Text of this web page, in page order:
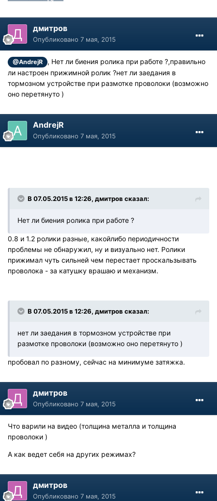
дмитров
Опубликовано 7 мая, 2015
@AndrejR
, Нет ли биения ролика при работе ?,правильно
ли настроен прижимной ролик ?нет ли заедания в
тормозном устройстве при размотке проволоки (возможно
оно перетянуто )
AndrejR
Опубликовано 7 мая, 2015
В 07.05.2015 в 12:26, дмитров сказал:
Нет ли биения ролика при работе ?
0.8 и 1.2 ролики разные, какойлибо периодичности
проблемы не обнаружил, ну и визуально нет. Ролики
прижимал чуть сильней чем перестает проскальзывать
проволока - за катушку врашаю и механизм.
В 07.05.2015 в 12:26, дмитров сказал:
нет ли заедания в тормозном устройстве при
размотке проволоки (возможно оно перетянуто )
пробовал по разному, сейчас на минимуме затяжка.
дмитров
Опубликовано 7 мая, 2015
Что варили на видео (толщина металла и толщина
проволоки )
А как ведет себя на других режимах?
дмитров
Опубликовано 7 мая, 2015